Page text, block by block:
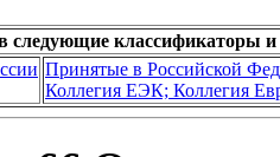
следующие классификаторы и
Принятые в Российской
Коллегия ЕЭК; Коллегия